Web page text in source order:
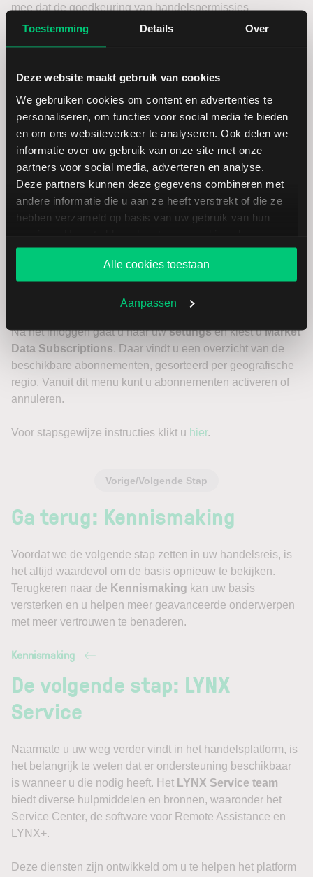
Toestemming Details Over
Deze website maakt gebruik van cookies
We gebruiken cookies om content en advertenties te
personaliseren, om functies voor social media te bieden
en om ons websiteverkeer te analyseren. Ook delen we
informatie over uw gebruik van onze site met onze
partners voor social media, adverteren en analyse.
Deze partners kunnen deze gegevens combineren met
andere informatie die u aan ze heeft verstrekt of die ze
hebben verzameld op basis van uw gebruik van hun
website blijft gebruiken.
Alle cookies toestaan
Aanpassen
mee dat de goedkeuring van handelspermissies
afhankelijk kan zijn van uw ervaring, kennis en financiële
Voor stapsgewijze instructies over het aanvragen van
Login Account Management
Realtime Koersdata
Abonnementen
Toegang tot realtime marktdata kan belangrijk zijn om
weloverwogen handelsbeslissingen te nemen. Via het
Account Managementbeheert u zowel gratis als betalende
marktdata-abonnementen.
Na het inloggen gaat u naar uwsettingsen kiest uMarket
Data Subscriptions. Daar vindt u een overzicht van de
beschikbare abonnementen, gesorteerd per geografische
regio. Vanuit dit menu kunt u abonnementen activeren of
annuleren.
Voor stapsgewijze instructies klikt u hier.
Vorige/Volgende Stap
Ga terug: Kennismaking
Voordat we de volgende stap zetten in uw handelsreis, is
het altijd waardevol om de basis opnieuw te bekijken.
Terugkeren naar de Kennismaking kan uw basis
versterken en u helpen meer geavanceerde onderwerpen
met meer vertrouwen te benaderen.
Kennismaking
De volgende stap: LYNX
Service
Naarmate u uw weg verder vindt in het handelsplatform, is
het belangrijk te weten dat er ondersteuning beschikbaar
is wanneer u die nodig heeft. Het LYNX Service team
biedt diverse hulpmiddelen en bronnen, waaronder het
Service Center, de software voor Remote Assistance en
LYNX+.
Deze diensten zijn ontwikkeld om u te helpen het platform